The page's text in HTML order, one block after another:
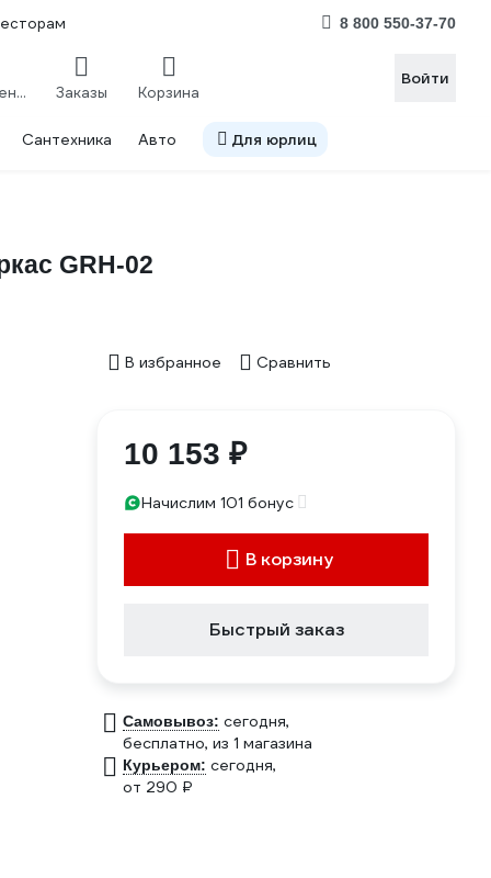
8 800 550-37-70
Сравнение Заказы Корзина
Войти
Сантехника Авто Для юрлиц
GRH-02
В избранное Сравнить
10 153 ₽
Начислим 101 бонус
В корзину
Быстрый заказ
Самовывоз: сегодня,
бесплатно, из 1 магазина
Курьером: сегодня,
от 290 ₽